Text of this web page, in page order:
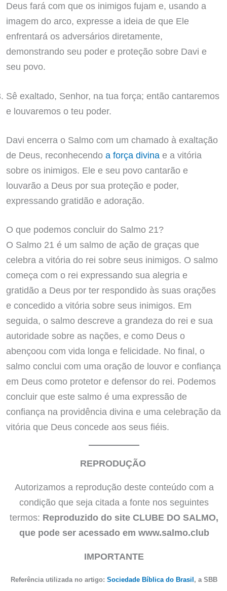
Deus fará com que os inimigos fujam e, usando a
imagem do arco, expresse a ideia de que Ele
enfrentará os adversários diretamente,
demonstrando seu poder e proteção sobre Davi e
seu povo.
Sê exaltado, Senhor, na tua força; então cantaremos
e louvaremos o teu poder.
Davi encerra o Salmo com um chamado à exaltação
de Deus, reconhecendo a força divinae a vitória
sobre os inimigos. Ele e seu povo cantarão e
louvarão a Deus por sua proteção e poder,
expressando gratidão e adoração.
O que podemos concluir do Salmo 21?
O Salmo 21 é um salmo de ação de graças que
celebra a vitória do rei sobre seus inimigos. O salmo
começa com o rei expressando sua alegria e
gratidão a Deus por ter respondido às suas orações
e concedido a vitória sobre seus inimigos. Em
seguida, o salmo descreve a grandeza do rei e sua
autoridade sobre as nações, e como Deus o
abençoou com vida longa e felicidade. No final, o
salmo conclui com uma oração de louvor e confiança
em Deus como protetor e defensor do rei. Podemos
concluir que este salmo é uma expressão de
confiança na providência divina e uma celebração da
vitória que Deus concede aos seus fiéis.
REPRODUÇÃO
Autorizamos a reprodução deste conteúdo com a
condição que seja citada a fonte nos seguintes
termos: Reproduzido do site CLUBE DO SALMO,
que pode ser acessado em www.salmo.club
IMPORTANTE
Referência utilizada no artigo: Sociedade Bíblica do Brasil , a SBB